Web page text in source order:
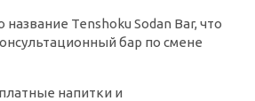
Tenshoku Sodan Bar, что
бар по смене
напитки и